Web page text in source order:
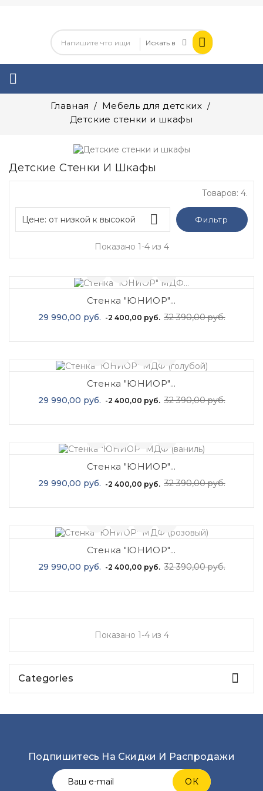

Главная
Мебель для детских
Детские стенки и шкафы
Детские Стенки И Шкафы
Товаров: 4.
Цене: от низкой к высокой  Фильтр
Показано 1-4 из 4
0Отзыв(ы)
Стенка "ЮНИОР"...
29 990,00 руб. Базовая
-2 400,00 руб. 32 390,00 руб.Цена
Стенка "ЮНИОР"...
29 990,00 руб. Базовая
-2 400,00 руб. 32 390,00 руб.Цена
Стенка "ЮНИОР"...
29 990,00 руб. Базовая
-2 400,00 руб. 32 390,00 руб.Цена
Стенка "ЮНИОР"...
29 990,00 руб. Базовая
-2 400,00 руб. 32 390,00 руб.Цена
Показано 1-4 из 4
Categories 
Подпишитесь На Скидки И Распродажи